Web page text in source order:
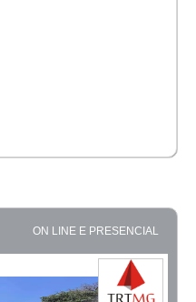
ON LINE E PRESENCIAL